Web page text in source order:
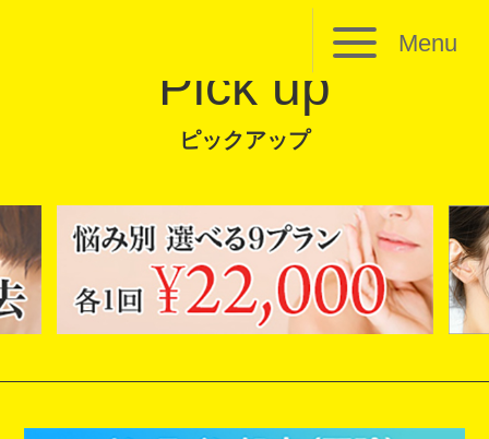
Menu
Pick up
ピックアップ